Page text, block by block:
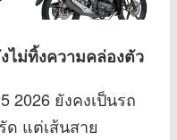
ไม่ทิ้งความคล่องตัว
2026 ยังคงเป็นรถ
ด แต่เส้นสาย